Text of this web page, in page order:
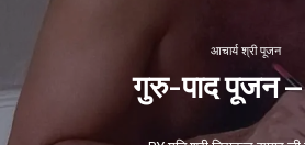
आचार्य श्री पूजन
गुरु-पाद पूजन